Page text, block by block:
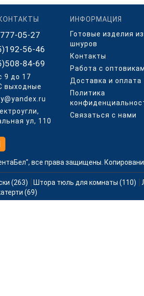
05-27
56-46
84-69
9 до 17
выходные
ул, 110
ИНФОРМАЦИЯ
Готовые изделия из
шнуров
Контакты
Работа с
Доставка и оплата
Политика
Связаться с нами
все права защищены.
(263) Штора тюль для комнаты (110)
(69)